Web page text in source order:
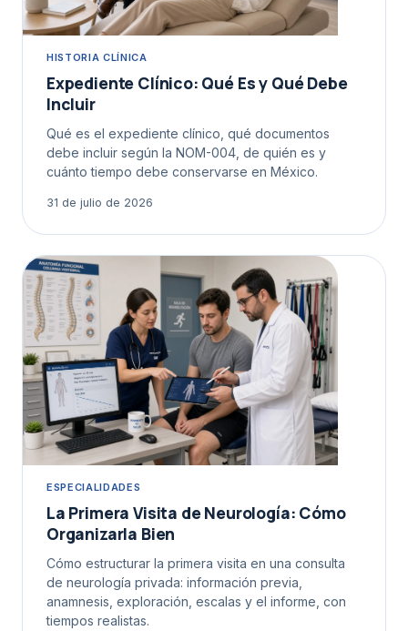
HISTORIA CLÍNICA
Expediente Clínico: Qué Es y Qué Debe
Incluir
Qué es el expediente clínico, qué documentos
debe incluir según la NOM-004, de quién es y
cuánto tiempo debe conservarse en México.
31 de julio de 2026
ESPECIALIDADES
La Primera Visita de Neurología: Cómo
Organizarla Bien
Cómo estructurar la primera visita en una consulta
de neurología privada: información previa,
anamnesis, exploración, escalas y el informe, con
tiempos realistas.